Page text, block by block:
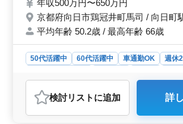
ください！ ＊賞与あり ＊
通勤OK ＊無料駐車場あり
歳以上活躍中
年収500万円〜650万円
京都府向日市鶏冠井町馬司 / 向日町
平均年齢 50.2歳 / 最高年齢 66歳
50代活躍中 60代活躍中 車通勤OK 週休
おすすめポイント
＜働きやすい環境＞ 週休2日制と残業少
検討リスト に追加 詳